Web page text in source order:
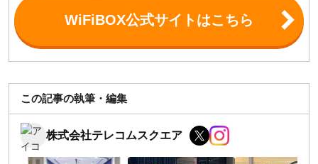
WiFiBOX公式サイトはこちら
この記事の執筆・編集
株式会社テレコムスクエア